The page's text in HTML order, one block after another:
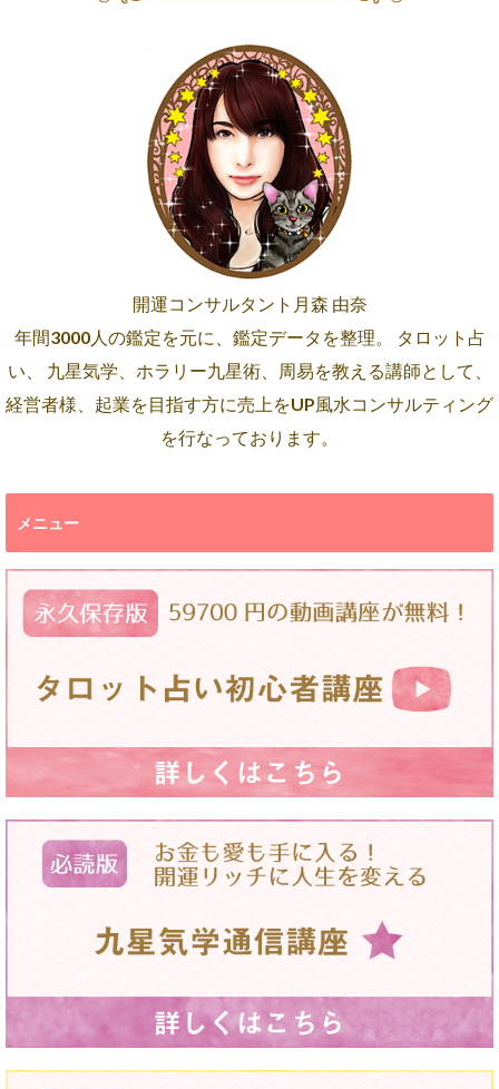
開運コンサルタント月森 由奈
年間3000人の鑑定を元に、鑑定データを整理。 タロット占
い、 九星気学、ホラリー九星術、周易を教える講師として、
経営者様、起業を目指す方に売上をUP風水コンサルティング
を行なっております。
メニュー